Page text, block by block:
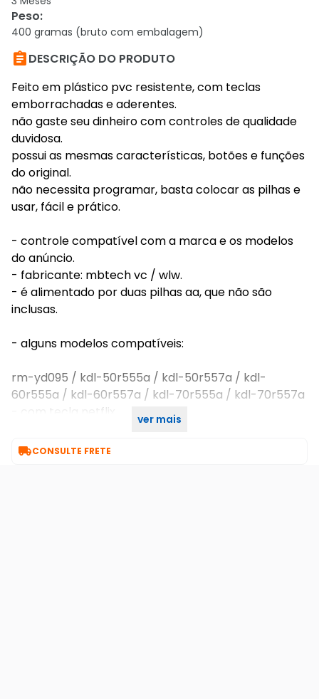
Peso:
400 gramas (bruto com embalagem)
DESCRIÇÃO DO PRODUTO
Feito em plástico pvc resistente, com teclas
emborrachadas e aderentes.
não gaste seu dinheiro com controles de qualidade
duvidosa.
possui as mesmas características, botões e funções
do original.
não necessita programar, basta colocar as pilhas e
usar, fácil e prático.
- controle compatível com a marca e os modelos
do anúncio.
- fabricante: mbtech vc / wlw.
- é alimentado por duas pilhas aa, que não são
inclusas.
- alguns modelos compatíveis:
rm-yd095 / kdl-50r555a / kdl-50r557a / kdl-
60r555a / kdl-60r557a / kdl-70r555a / kdl-70r557a
- com tecla netflix
ver mais
CONSULTE FRETE